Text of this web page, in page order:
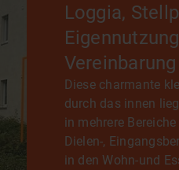
Loggia,
Vereinbarung
Diese charmante
durch das innen
in mehrere
Dielen-,
in den Wohn-und